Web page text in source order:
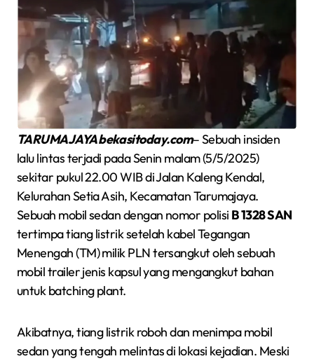
TARUMAJAYA bekasitoday.com– Sebuah insiden
lalu lintas terjadi pada Senin malam (5/5/2025)
sekitar pukul 22.00 WIB di Jalan Kaleng Kendal,
Kelurahan Setia Asih, Kecamatan Tarumajaya.
Sebuah mobil sedan dengan nomor polisi B 1328 SAN
tertimpa tiang listrik setelah kabel Tegangan
Menengah (TM) milik PLN tersangkut oleh sebuah
mobil trailer jenis kapsul yang mengangkut bahan
untuk batching plant.
Akibatnya, tiang listrik roboh dan menimpa mobil
sedan yang tengah melintas di lokasi kejadian. Meski